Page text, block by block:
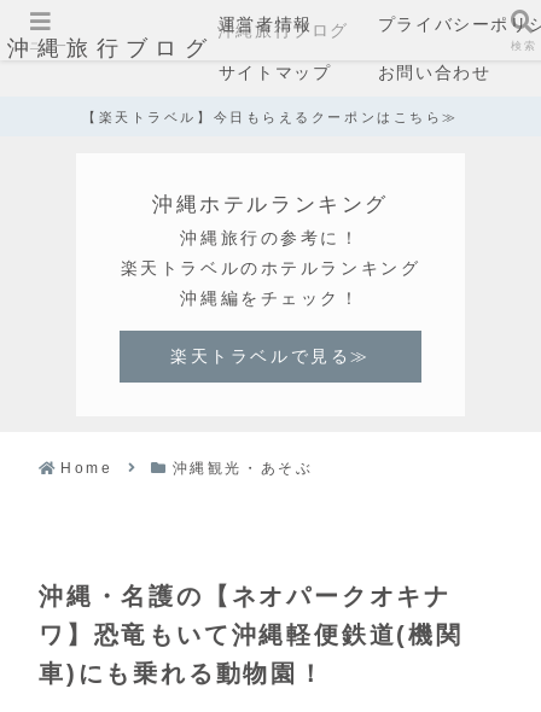
沖縄旅行ブログ
運営者情報 プライバシーポリ
サイトマップ お問い合わせ
【楽天トラベル】今日もらえるクーポンはこちら≫
沖縄ホテルランキング
沖縄旅行の参考に！
楽天トラベルのホテルランキング
沖縄編をチェック！
楽天トラベルで見る≫
Home 沖縄観光・あそぶ
沖縄・名護の【ネオパークオキナ
ワ】恐竜もいて沖縄軽便鉄道(機関
車)にも乗れる動物園！
メニュー
沖縄旅行ブログ
検索